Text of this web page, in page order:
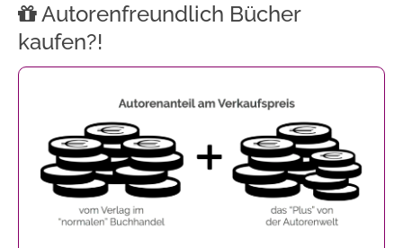
Autorenfreundlich Bücher
kaufen?!